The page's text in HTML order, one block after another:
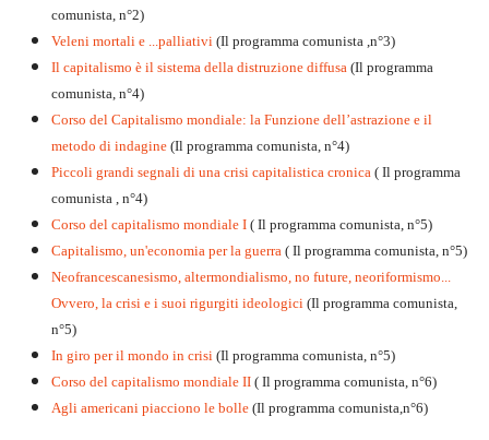
comunista, n°2)
Veleni mortali e ...palliativi (Il programma comunista ,n°3)
Il capitalismo è il sistema della distruzione diffusa (Il programma
comunista, n°4)
Corso del Capitalismo mondiale: la Funzione dell’astrazione e il
metodo di indagine (Il programma comunista, n°4)
Piccoli grandi segnali di una crisi capitalistica cronica ( Il programma
comunista , n°4)
Corso del capitalismo mondiale I ( Il programma comunista, n°5)
Capitalismo, un'economia per la guerra ( Il programma comunista, n°5)
Neofrancescanesismo, altermondialismo, no future, neoriformismo...
Ovvero, la crisi e i suoi rigurgiti ideologici (Il programma comunista,
n°5)
In giro per il mondo in crisi (Il programma comunista, n°5)
Corso del capitalismo mondiale II ( Il programma comunista, n°6)
Agli americani piacciono le bolle (Il programma comunista,n°6)